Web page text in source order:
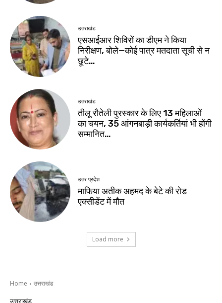
उत्तराखंड
एसआईआर शिविरों का डीएम ने किया
निरीक्षण, बोले—कोई पात्र मतदाता सूची से न
छूटे…
उत्तराखंड
तीलू रौतेली पुरस्कार के लिए 13 महिलाओं
का चयन, 35 आंगनबाड़ी कार्यकर्तियां भी होंगी
सम्मानित…
उत्तर प्रदेश
माफिया अतीक अहमद के बेटे की रोड
एक्सीडेंट में मौत
Load more